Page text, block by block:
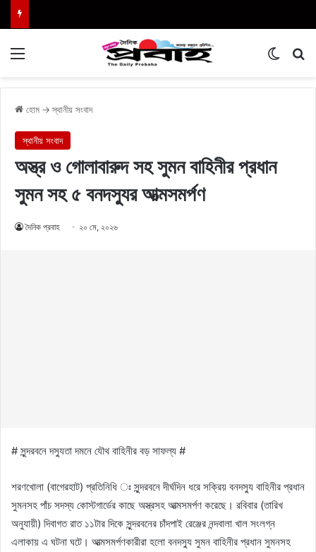
হোম → স্থানীয় সংবাদ
স্থানীয় সংবাদ
অস্ত্র ও গোলাবারুদ সহ সুমন বাহিনীর প্রধান
সুমন সহ ৫ বনদস্যুর আত্মসমর্পণ
দৈনিক প্রবাহ ২০ মে, ২০২৬
# সুন্দরবনে দস্যুতা দমনে যৌথ বাহিনীর বড় সাফল্য #
শরণখোলা (বাগেরহাট) প্রতিনিধি ঃ সুন্দরবনে দীর্ঘদিন ধরে সক্রিয় বনদস্যু বাহিনীর প্রধান
সুমনসহ পাঁচ সদস্য কোস্টগার্ডের কাছে অস্ত্রসহ আত্মসমর্পণ করেছে। রবিবার (তারিখ
অনুযায়ী) দিবাগত রাত ১১টার দিকে সুন্দরবনের চাঁদপাই রেঞ্জের নন্দবালা খাল সংলগ্ন
এলাকায় এ ঘটনা ঘটে। আত্মসমর্পণকারীরা হলো বনদস্যু সুমন বাহিনীর প্রধান সুমনসহ